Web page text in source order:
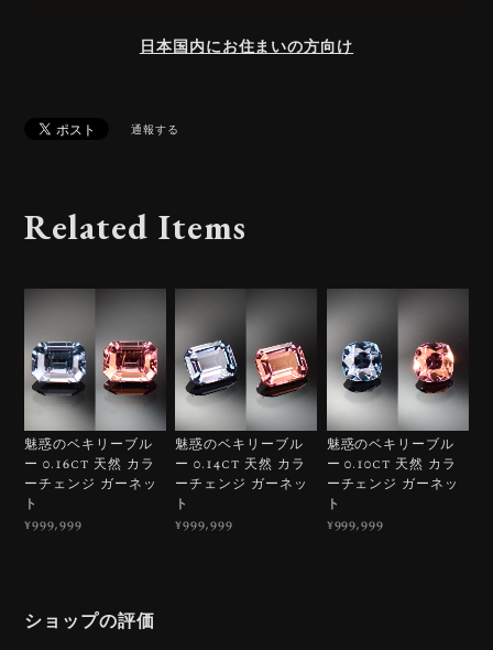
日本国内にお住まいの方向け
通報する
Related Items
魅惑のベキリーブル
ー 0.16ct 天然 カラ
ーチェンジ ガーネッ
ト
¥999,999
魅惑のベキリーブル
ー 0.14ct 天然 カラ
ーチェンジ ガーネッ
ト
¥999,999
魅惑のベキリーブル
ー 0.10ct 天然 カラ
ーチェンジ ガーネッ
ト
¥999,999
ショップの評価